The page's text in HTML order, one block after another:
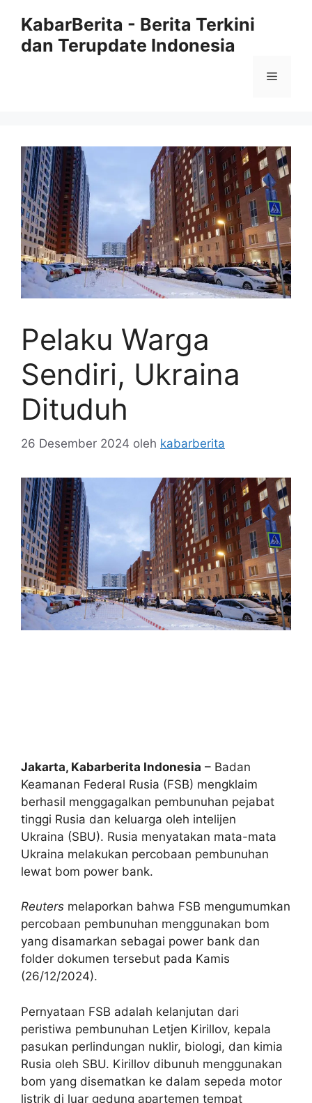
KabarBerita - Berita Terkini
dan Terupdate Indonesia
Menu
Pelaku Warga
Sendiri, Ukraina
Dituduh
26 Desember 2024 oleh kabarberita
Jakarta, Kabarberita Indonesia – Badan
Keamanan Federal Rusia (FSB) mengklaim
berhasil menggagalkan pembunuhan pejabat
tinggi Rusia dan keluarga oleh intelijen
Ukraina (SBU). Rusia menyatakan mata-mata
Ukraina melakukan percobaan pembunuhan
lewat bom power bank.
Reuters melaporkan bahwa FSB mengumumkan
percobaan pembunuhan menggunakan bom
yang disamarkan sebagai power bank dan
folder dokumen tersebut pada Kamis
(26/12/2024).
Pernyataan FSB adalah kelanjutan dari
peristiwa pembunuhan Letjen Kirillov, kepala
pasukan perlindungan nuklir, biologi, dan kimia
Rusia oleh SBU. Kirillov dibunuh menggunakan
bom yang disematkan ke dalam sepeda motor
listrik di luar gedung apartemen tempat